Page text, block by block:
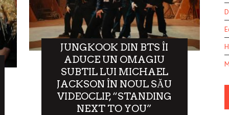
JUNGKOOK DIN BTS ÎI
ADUCE UN OMAGIU
SUBTIL LUI MICHAEL
JACKSON ÎN NOUL SĂU
VIDEOCLIP, “STANDING
NEXT TO YOU”